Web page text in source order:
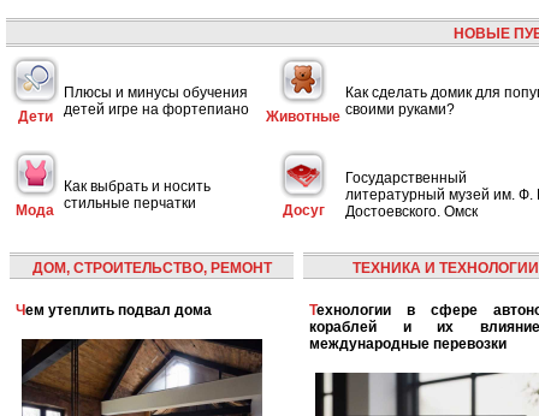
НОВЫЕ
Дети
Плюсы и минусы обучения
детей игре на фортепиано
Животные
Как сделать домик для
своими руками?
Мода
Как выбрать и носить
стильные перчатки
Досуг
Государственный
литературный музей им. Ф.
Достоевского. Омск
ДОМ, СТРОИТЕЛЬСТВО, РЕМОНТ
Чем утеплить подвал дома
ТЕХНИКА И ТЕХНОЛОГИИ
Технологии в сфере автономных
кораблей и их
международные перевозки